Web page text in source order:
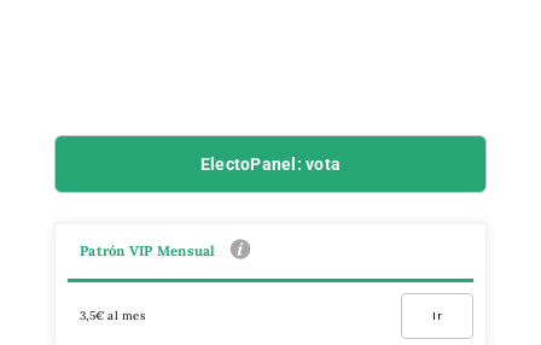
ElectoPanel: vota
Patrón VIP Mensual
3,5€ al mes Ir